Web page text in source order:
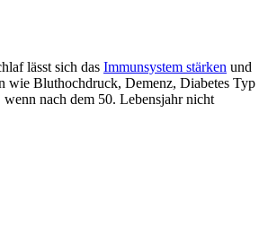
lässt sich das Immunsystem stärken und
wie Bluthochdruck, Demenz, Diabetes Typ
nach dem 50. Lebensjahr nicht